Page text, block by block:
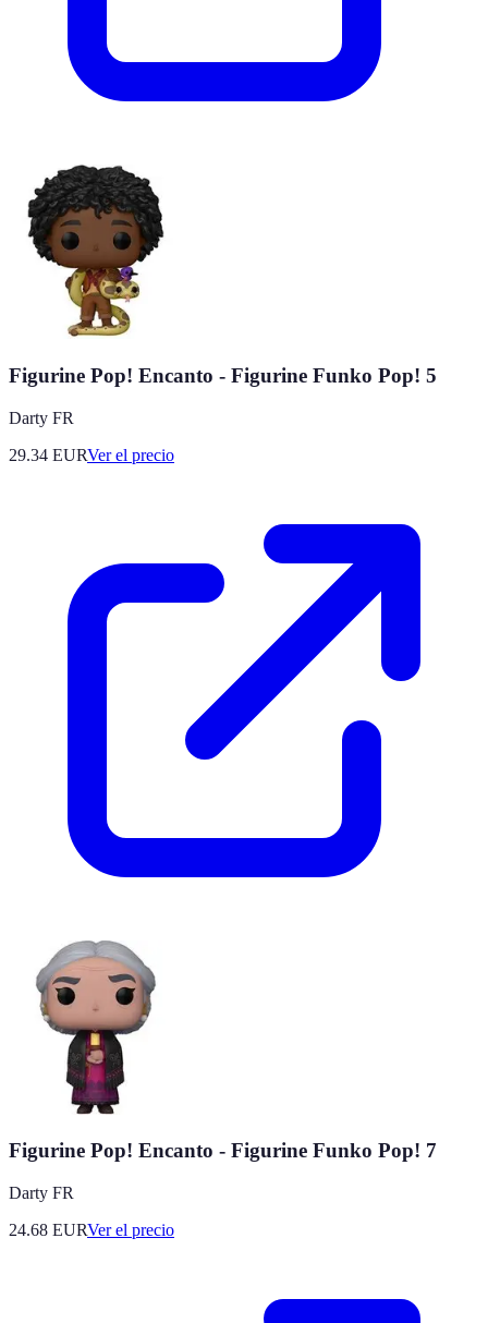
Figurine Pop! Encanto - Figurine Funko Pop! 5
Darty FR
29.34 EURVer el precio
Figurine Pop! Encanto - Figurine Funko Pop! 7
Darty FR
24.68 EURVer el precio